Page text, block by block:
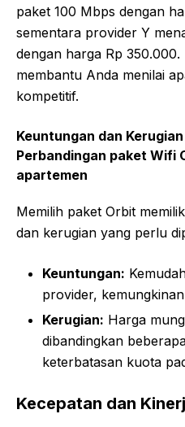
paket 100 Mbps dengan
sementara provider Y
dengan harga Rp
membantu Anda menilai
kompetitif.
Keuntungan dan
Perbandingan paket Wifi
apartemen
Memilih paket Orbit
dan kerugian yang perlu
Keuntungan:
provider,
Kerugian: Harga
dibandingkan
keterbatasan kuota
Kecepatan dan